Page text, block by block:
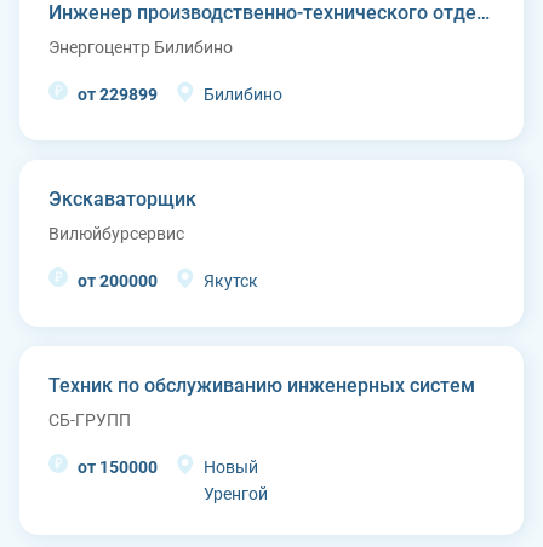
Инженер производственно-технического отдела
Энергоцентр Билибино
от 229899 Билибино
Экскаваторщик
Вилюйбурсервис
от 200000 Якутск
Техник по обслуживанию инженерных систем
СБ-ГРУПП
от 150000
Новый
Уренгой